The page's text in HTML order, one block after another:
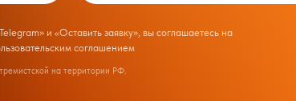
и «Оставить заявку», вы соглашаетесь на
соглашением
на территории РФ.